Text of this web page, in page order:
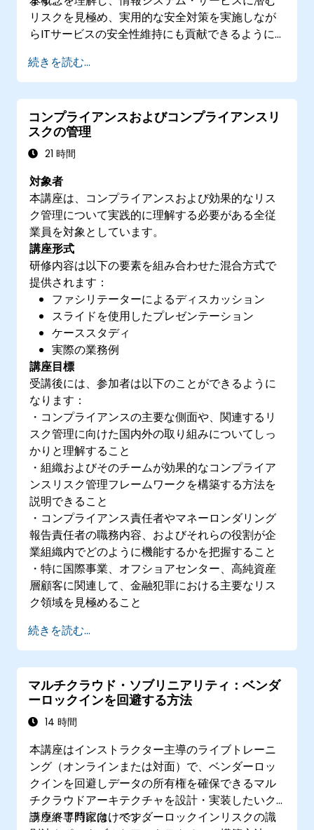
リスクを見極め、実用的な安全対策を実施しなが
らITサービスの安全性維持にも貢献できるように
続きを読む...
コンプライアンスおよびコンプライアンスリ
スクの管理
21 時間
対象者
本講座は、コンプライアンスおよび効果的なリス
ク管理について実践的に理解する必要がある全従
業員を対象としています。
講座形式
研修内容は以下の要素を組み合わせた混合方式で
提供されます：
ファシリテーターによるディスカッション
スライドを使用したプレゼンテーション
ケーススタディ
実際の業務例
講座目標
受講後には、参加者は以下のことができるように
なります：
・コンプライアンスの主要な側面や、関連するリ
スク管理に向けた国内外の取り組みについてしっ
かりと理解すること
・組織およびそのチームが効果的なコンプライア
ンスリスク管理フレームワークを構築する方法を
説明できること
・コンプライアンス責任者やマネーロンダリング
報告責任者の職務内容、およびそれらの役割が企
業組織内でどのように機能するかを把握すること
・特に国際事業、オフショアセンター、高純資産
層顧客に関連して、金融犯罪における主要なリス
ク領域を見極めること
続きを読む...
マルチクラウド・ソブリニアリティ：ベンダ
ーロックインを回避する方法
14 時間
本講座はインストラクター主導のライブトレーニ
ング（オンラインまたは対面）で、ベンダーロッ
クインを回避しデータの所有権を確保できるマル
チクラウドアーキテクチャを設計・実装したいク
ラウド専門家向けです。
講座終了時には、ベンダーロックインリスクの識